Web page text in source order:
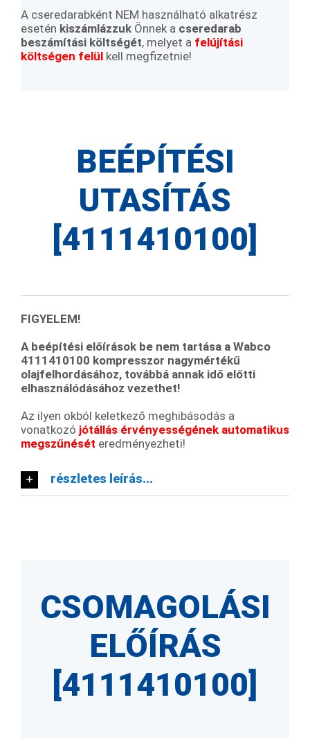
A cseredarabként NEM használható alkatrész
esetén kiszámlázzuk Önnek a cseredarab
beszámítási költségét, melyet a felújítási
költségen felül kell megfizetnie!
BEÉPÍTÉSI
UTASÍTÁS
[4111410100]
FIGYELEM!
A beépítési előírások be nem tartása a Wabco
4111410100 kompresszor nagymértékű
olajfelhordásához, továbbá annak idő előtti
elhasználódásához vezethet!
Az ilyen okból keletkező meghibásodás a
vonatkozó jótállás érvényességének automatikus
megszűnését eredményezheti!
részletes leírás...
CSOMAGOLÁSI
ELŐÍRÁS
[4111410100]